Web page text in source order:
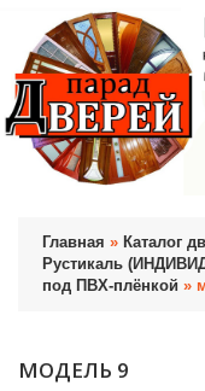
Главная » Каталог
Рустикаль
под ПВХ-плёнкой »
МОДЕЛЬ 9